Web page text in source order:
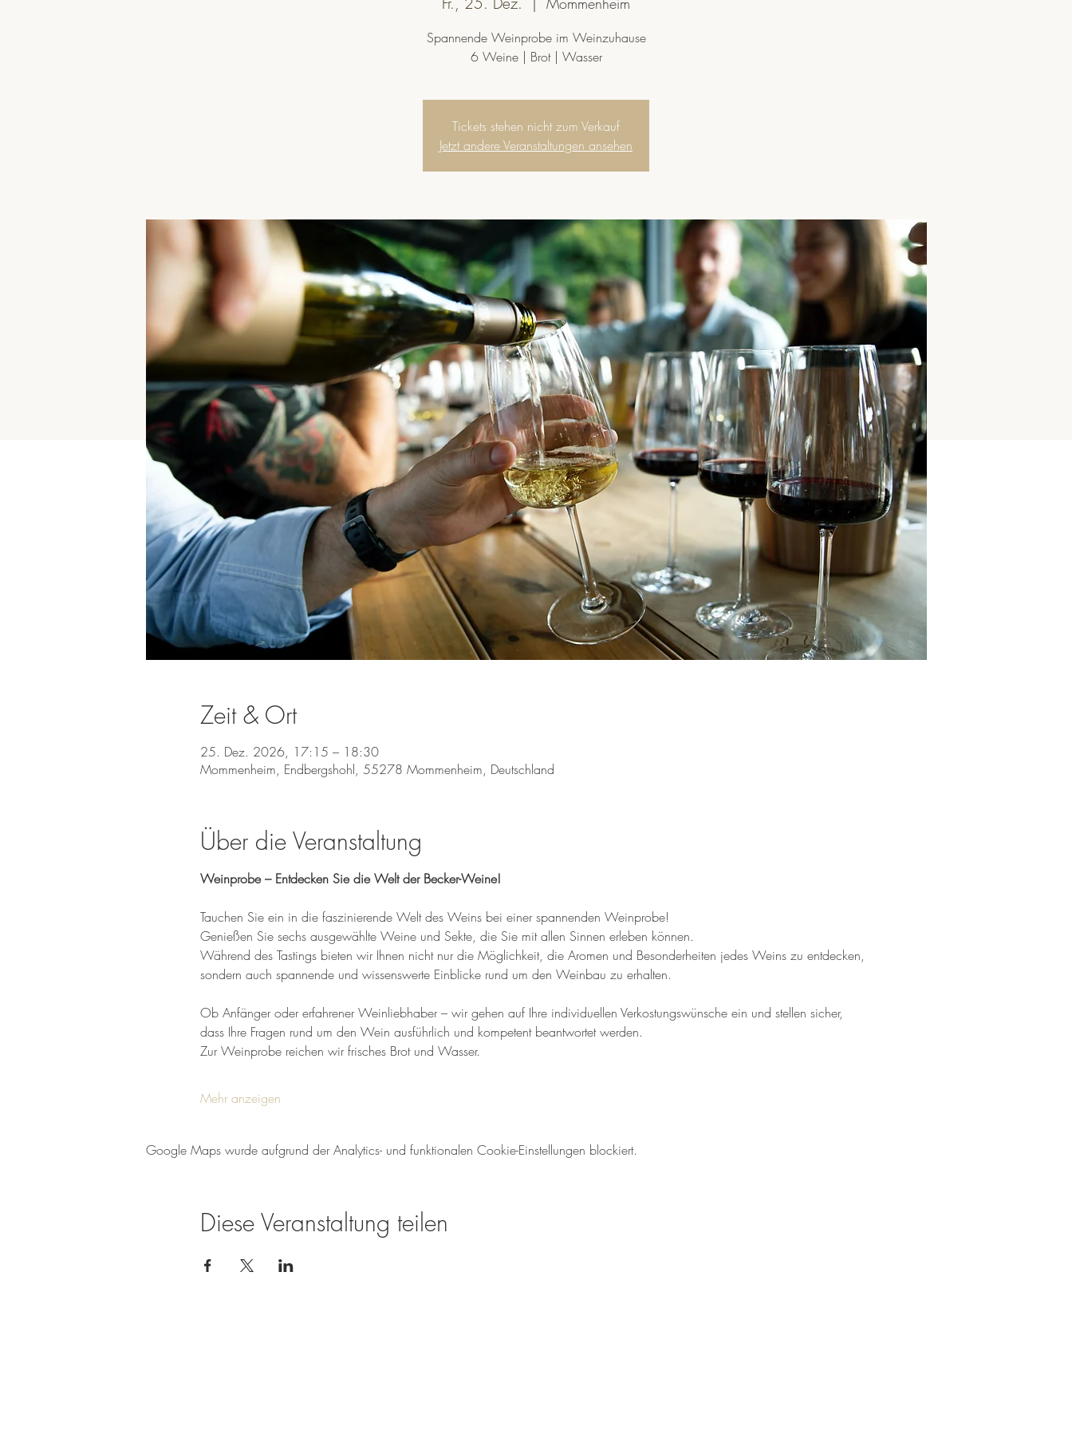
Spannende Weinprobe im Weinzuhause
6 Weine | Brot | Wasser
Tickets stehen nicht zum Verkauf
Jetzt andere Veranstaltungen ansehen
Zeit & Ort
25. Dez. 2026, 17:15 – 18:30
Mommenheim, Endbergshohl, 55278 Mommenheim, Deutschland
Über die Veranstaltung
Weinprobe – Entdecken Sie die Welt der Becker-Weine!
Tauchen Sie ein in die faszinierende Welt des Weins bei einer spannenden Weinprobe!
Genießen Sie sechs ausgewählte Weine und Sekte, die Sie mit allen Sinnen erleben können.
Während des Tastings bieten wir Ihnen nicht nur die Möglichkeit, die Aromen und Besonderheiten jedes Weins zu entdecken,
sondern auch spannende und wissenswerte Einblicke rund um den Weinbau zu erhalten.
Ob Anfänger oder erfahrener Weinliebhaber – wir gehen auf Ihre individuellen Verkostungswünsche ein und stellen sicher,
dass Ihre Fragen rund um den Wein ausführlich und kompetent beantwortet werden.
Zur Weinprobe reichen wir frisches Brot und Wasser.
Mehr anzeigen
Google Maps wurde aufgrund der Analytics- und funktionalen Cookie-Einstellungen blockiert.
Diese Veranstaltung teilen